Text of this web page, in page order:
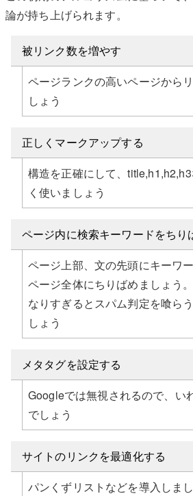
論が持ち上げられます。
被リンク数を増やす
ページランクの高いページから
しょう
正しくマークアップする
構造を正確にして、
く使いましょう
ページ内に検索キーワードをちり
ページ上部、文の先頭にキーワ
ページ全体にちりばめましょう
なりすぎるとスパム判定を喰ら
しょう
メタタグを設定する
Googleでは無視されるので、い
でしょう
サイトのリンクを最適化する
パンくずリストなどを導入しま